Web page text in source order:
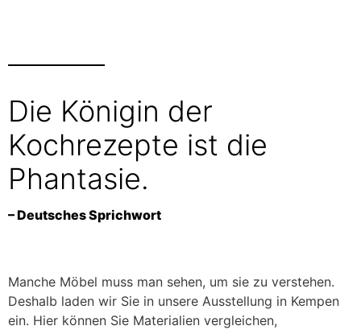
Die Königin der
Kochrezepte ist die
Phantasie.
– Deutsches Sprichwort
Manche Möbel muss man sehen, um sie zu verstehen.
Deshalb laden wir Sie in unsere Ausstellung in Kempen
ein. Hier können Sie Materialien vergleichen,